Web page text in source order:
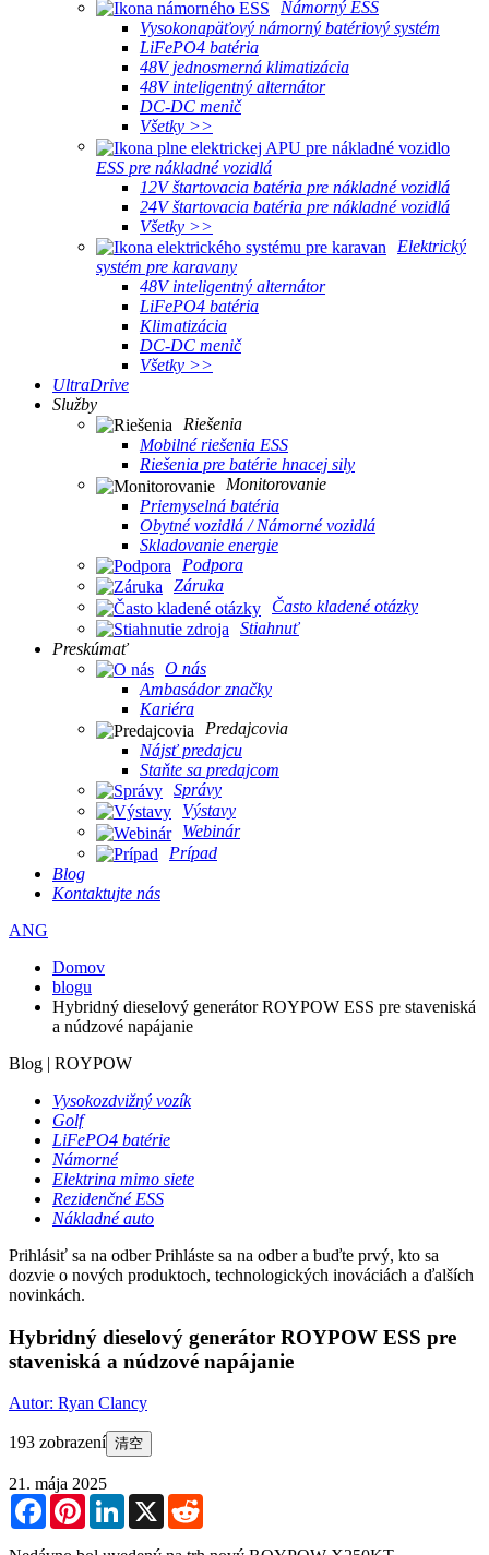
Námorný ESS
Vysokonapäťový námorný batériový systém
LiFePO4 batéria
48V jednosmerná klimatizácia
48V inteligentný alternátor
DC-DC menič
Všetky >>
ESS pre nákladné vozidlá
12V štartovacia batéria pre nákladné vozidlá
24V štartovacia batéria pre nákladné vozidlá
Všetky >>
Elektrický
systém pre karavany
48V inteligentný alternátor
LiFePO4 batéria
Klimatizácia
DC-DC menič
Všetky >>
UltraDrive
Služby
Riešenia
Mobilné riešenia ESS
Riešenia pre batérie hnacej sily
Monitorovanie
Priemyselná batéria
Obytné vozidlá / Námorné vozidlá
Skladovanie energie
Podpora
Záruka
Často kladené otázky
Stiahnuť
Preskúmať
O nás
Ambasádor značky
Kariéra
Predajcovia
Nájsť predajcu
Staňte sa predajcom
Správy
Výstavy
Webinár
Prípad
Blog
Kontaktujte nás
ANG
Domov
blogu
Hybridný dieselový generátor ROYPOW ESS pre staveniská
a núdzové napájanie
Blog | ROYPOW
Vysokozdvižný vozík
Golf
LiFePO4 batérie
Námorné
Elektrina mimo siete
Rezidenčné ESS
Nákladné auto
Prihlásiť sa na odber Prihláste sa na odber a buďte prvý, kto sa
dozvie o nových produktoch, technologických inováciách a ďalších
novinkách.
Hybridný dieselový generátor ROYPOW ESS pre
staveniská a núdzové napájanie
Autor: Ryan Clancy
193 zobrazení 清空
21. mája 2025
FacebookPinterestLinkedIn
X